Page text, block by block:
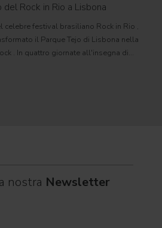
del Rock in Rio a Lisbona
festival brasiliano Rock in Rio ,
il Parque Tejo di Lisbona nella
. In quattro giornate all'insegna di
nostra Newsletter